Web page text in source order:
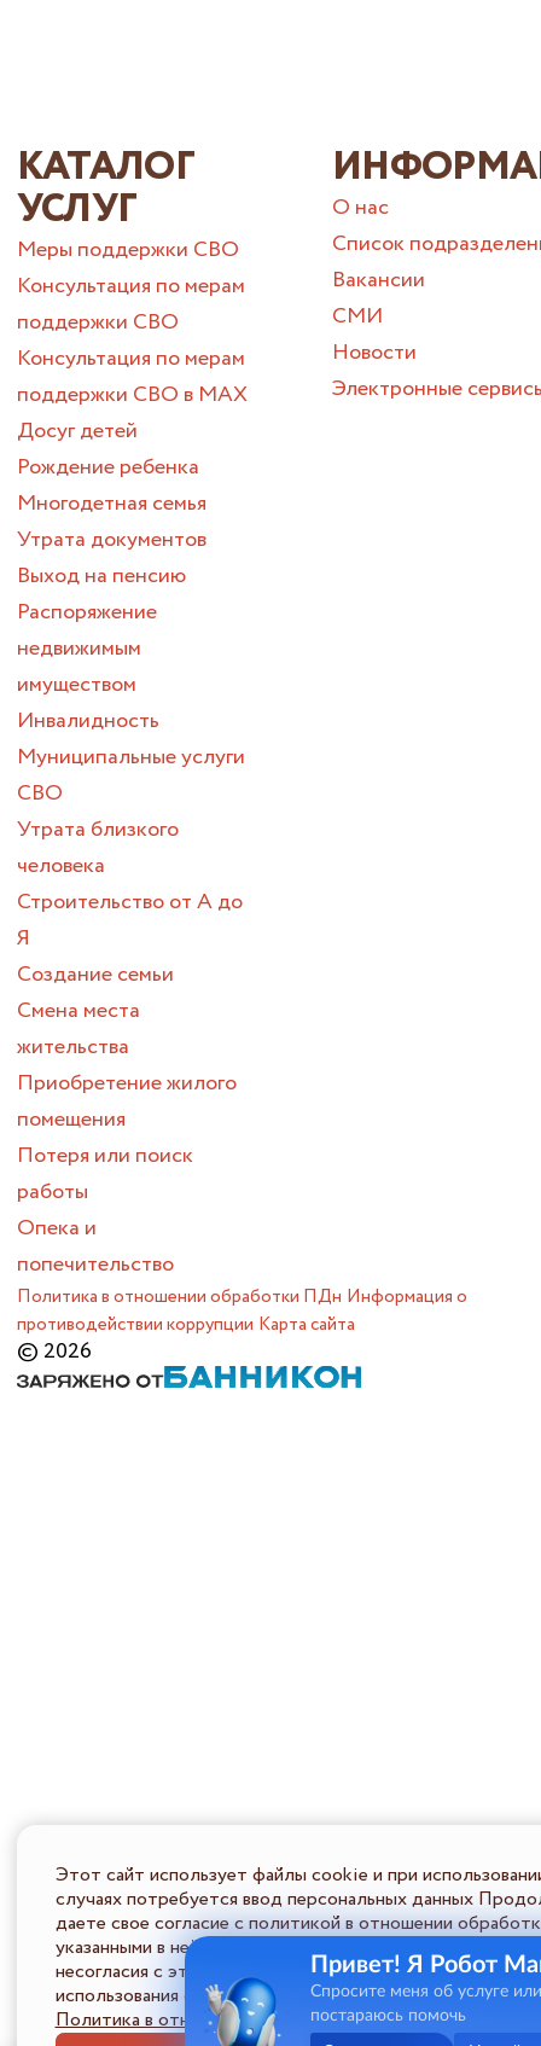
КАТАЛОГ
УСЛУГ
Меры поддержки СВО
Консультация по мерам
поддержки СВО
Консультация по мерам
поддержки СВО в МАХ
Досуг детей
Рождение ребенка
Многодетная семья
Утрата документов
Выход на пенсию
Распоряжение
недвижимым
имуществом
Инвалидность
Муниципальные услуги
СВО
Утрата близкого
человека
Строительство от А до
Я
Создание семьи
Смена места
жительства
Приобретение жилого
помещения
Потеря или поиск
работы
Опека и
попечительство
О нас
Список
Вакансии
СМИ
Новости
Электронные
Политика в отношении обработки ПДн Информация о
противодействии коррупции Карта сайта
© 2026
Этот сайт использует файлы cookie и при
случаях потребуется ввод персональных данных
даете свое согласие с политикой в отношении
указанными в ней условиями обработки персональной
несогласия с этими условиями Пользователь должен
использования сайта.
Политика в отношении обработки ПД
Привет! Я Робот
Спросите меня об услуге
постараюсь помочь